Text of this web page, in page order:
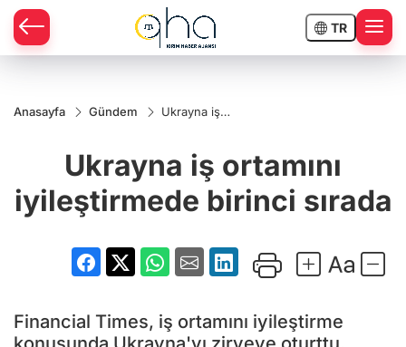
TR
Anasayfa Gündem
Ukrayna iş
birinci sırada
Ukrayna iş ortamını
iyileştirmede birinci sırada
Financial Times, iş ortamını iyileştirme